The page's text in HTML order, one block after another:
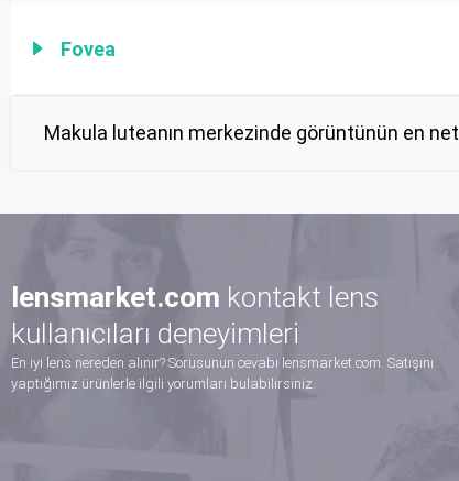
Fovea
Makula luteanın merkezinde görüntünün en
lensmarket.com kontakt lens
kullanıcıları deneyimleri
En iyi lens nereden alınır? Sorusunun cevabı lensmarket.com. Satışını
yaptığımız ürünlerle ilgili yorumları bulabilirsiniz.
bayramdan iki gün önce sipariş vermiştim. bayram
biter bitmez elime geldi ilk defa astigmatlı lens
kullanıyorum miyop lense alışmıştım fakat astigmatlı
korkutuyordu en ufak aklıma takılan soruda beni